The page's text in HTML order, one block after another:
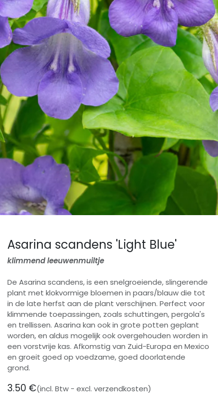
Asarina scandens 'Light Blue'
klimmend leeuwenmuiltje
De Asarina scandens, is een snelgroeiende, slingerende
plant met klokvormige bloemen in paars/blauw die tot
in de late herfst aan de plant verschijnen. Perfect voor
klimmende toepassingen, zoals schuttingen, pergola's
en trellissen. Asarina kan ook in grote potten geplant
worden, en aldus mogelijk ook overgehouden worden in
een vorstvrije kas. Afkomstig van Zuid-Europa en Mexico
en groeit goed op voedzame, goed doorlatende
grond.
3.50 €(incl. Btw - excl. verzendkosten)